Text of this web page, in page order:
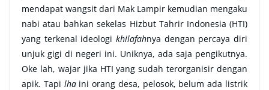
mendapat wangsit dari Mak Lampir kemudian mengaku
nabi atau bahkan sekelas Hizbut Tahrir Indonesia (HTI)
yang terkenal ideologi khilafahnya dengan percaya diri
unjuk gigi di negeri ini. Uniknya, ada saja pengikutnya.
Oke lah, wajar jika HTI yang sudah terorganisir dengan
apik. Tapi lha ini orang desa, pelosok, belum ada listrik